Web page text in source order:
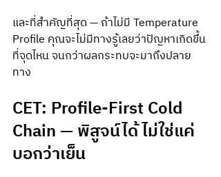
และที่สำคัญที่สุด — ถ้าไม่มี Temperature
Profile คุณจะไม่มีทางรู้เลยว่าปัญหาเกิดขึ้น
ที่จุดไหน จนกว่าผลกระทบจะมาถึงปลาย
ทาง
CET: Profile-First Cold
Chain — พิสูจน์ได้ ไม่ใช่แค่
บอกว่าเย็น